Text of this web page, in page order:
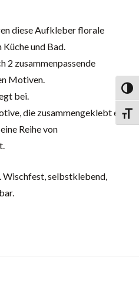
diese Aufkleber florale
und Bad.
2 zusammenpassende
Motiven.
bei.
die zusammengeklebt ein
Reihe von
Wischfest, selbstklebend,